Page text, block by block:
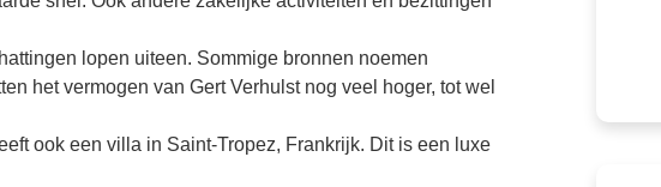
lopen uiteen. Sommige bronnen noemen
het vermogen van Gert Verhulst nog veel hoger, tot wel
ook een villa in Saint-Tropez, Frankrijk. Dit is een luxe